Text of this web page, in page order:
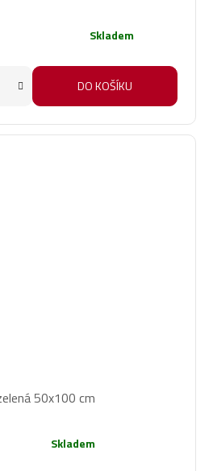
Skladem
DO KOŠÍKU
50x100 cm
Skladem